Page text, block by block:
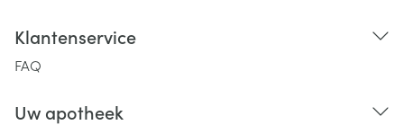
Klantenservice
FAQ
Uw apotheek